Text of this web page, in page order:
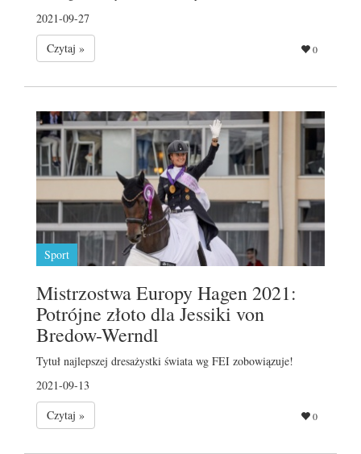
2021-09-27
Czytaj »
0
Sport
Mistrzostwa Europy Hagen 2021:
Potrójne złoto dla Jessiki von
Bredow-Werndl
Tytuł najlepszej dresażystki świata wg FEI zobowiązuje!
2021-09-13
Czytaj »
0